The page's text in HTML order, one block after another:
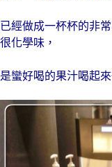
已經做成一杯杯的非
很化學味，
是蠻好喝的果汁喝起